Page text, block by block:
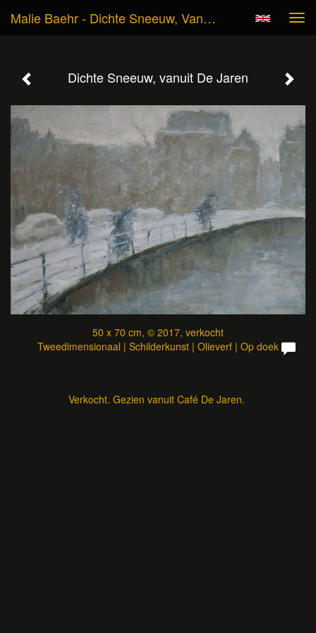
Malie Baehr - Dichte Sneeuw, Vanuit De Jaren
Dichte Sneeuw, vanuit De Jaren
50 x 70 cm, © 2017, verkocht
Tweedimensionaal | Schilderkunst | Olieverf | Op doek
Verkocht. Gezien vanuit Café De Jaren.